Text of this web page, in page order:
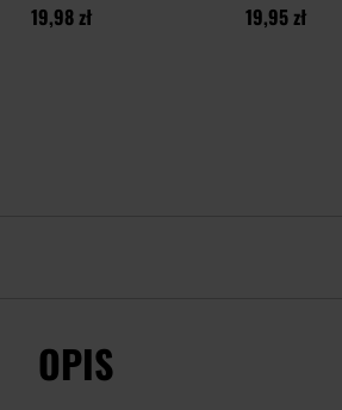
19,98 zł
19,95 zł
OPIS